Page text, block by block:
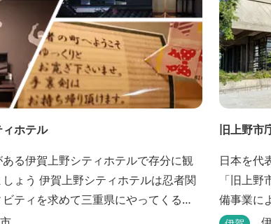
ホテル
る伊賀上野シティホテルで存分に観
ホテルは忍者関
ティを求めて三重県にやってくる
テルです。こちらのホテルには、忍
旧上野市
日本を代
「旧上
備事業に
として生